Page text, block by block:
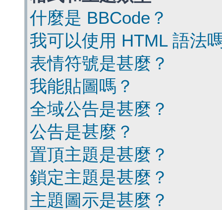
什麼是 BBCode？
我可以使用 HTML 語法
表情符號是甚麼？
我能貼圖嗎？
全域公告是甚麼？
公告是甚麼？
置頂主題是甚麼？
鎖定主題是甚麼？
主題圖示是甚麼？